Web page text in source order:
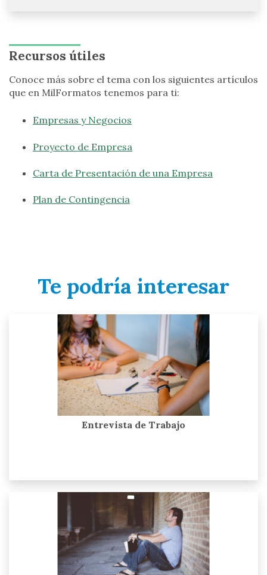
Recursos útiles
Conoce más sobre el tema con los siguientes artículos
que en MilFormatos tenemos para ti:
Empresas y Negocios
Proyecto de Empresa
Carta de Presentación de una Empresa
Plan de Contingencia
Te podría interesar
Entrevista de Trabajo